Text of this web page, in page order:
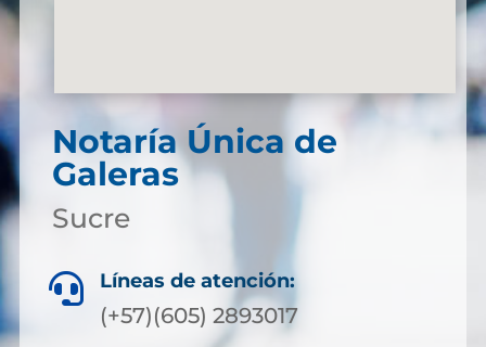
Notaría Única de
Galeras
Sucre
 Líneas de atención:
(+57)(605) 2893017